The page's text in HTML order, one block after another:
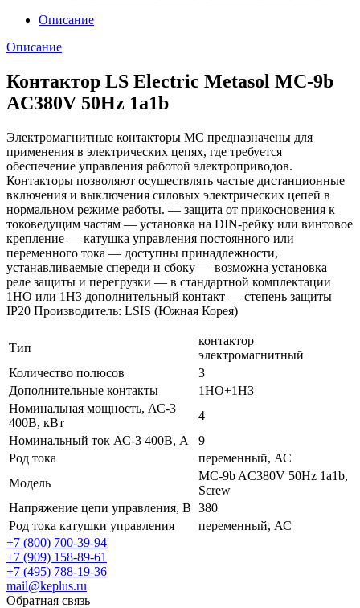
Описание
Описание
Контактор LS Electric Metasol MC-9b
AC380V 50Hz 1a1b
Электромагнитные контакторы MC предназначены для
применения в электрических цепях, где требуется
обеспечение управления работой электроприводов.
Контакторы позволяют осуществлять частые дистанционные
включения и выключения силовых электрических цепей в
нормальном режиме работы. — защита от прикосновения к
токоведущим частям — установка на DIN-рейку или винтовое
крепление — катушка управления постоянного или
переменного тока — доступны принадлежности,
устанавливаемые спереди и сбоку — возможна установка
реле защиты и перегрузки — в стандартной комплектации
1НО или 1НЗ дополнительный контакт — степень защиты
IP20 Производитель: LSIS (Южная Корея)
Тип
контактор
электромагнитный
Количество полюсов
3
Дополнительные контакты
1НО+1НЗ
Номинальная мощность, АС-3
400В, кВт
4
Номинальный ток АС-3 400В, А
9
Род тока
переменный, АС
Модель
MC-9b AC380V 50Hz 1a1b,
Screw
Напряжение цепи управления, В 380
Род тока катушки управления
переменный, АС
+7 (800) 700-39-94
+7 (909) 158-89-61
+7 (495) 788-19-36
mail@keplus.ru
Обратная связь